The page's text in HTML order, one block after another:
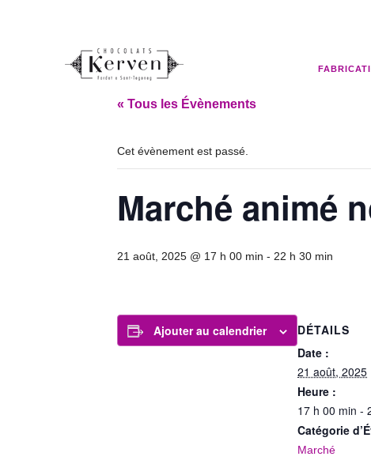
« Tous les Évènements
Cet évènement est passé.
Marché animé
21 août, 2025 @ 17 h 00 min - 22 h 30 min
Ajouter au calendrier
DÉTAILS
Date :
21 août, 2025
Heure :
17 h 00 min -
Catégorie
Marché